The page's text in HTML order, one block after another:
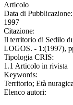
Articolo
Data di Pubblicazione:
1997
Citazione:
Il territorio di Sedilo
LOGOS. - 1:(1997),
Tipologia CRIS:
1.1 Articolo in rivista
Keywords:
Territorio; Età
Elenco autori: